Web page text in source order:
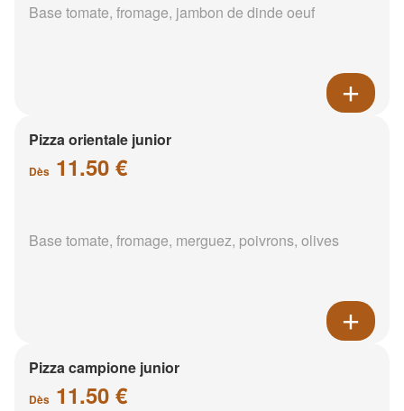
Base tomate, fromage, jambon de dinde oeuf
Pizza orientale junior
Dès 11.50 €
Base tomate, fromage, merguez, poivrons, olives
Pizza campione junior
Dès 11.50 €